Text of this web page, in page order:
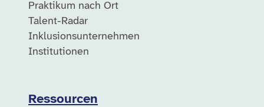
Praktikum nach Ort
Talent-Radar
Inklusionsunternehmen
Institutionen
Ressourcen